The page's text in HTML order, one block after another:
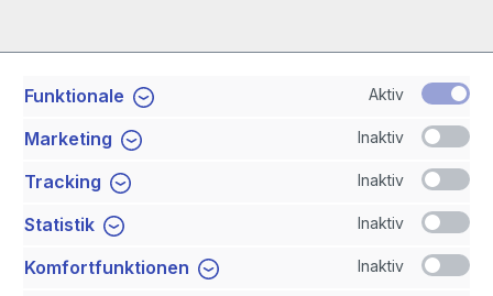
Service-Hotline
Shop Service
Newsletter
Funktionale Aktiv
Marketing Inaktiv
Tracking Inaktiv
Statistik Inaktiv
Komfortfunktionen Inaktiv